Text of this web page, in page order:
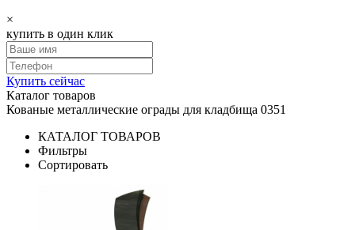
×
купить в один клик
Купить сейчас
Каталог товаров
Кованые металлические ограды для кладбища 0351
КАТАЛОГ ТОВАРОВ
Фильтры
Сортировать